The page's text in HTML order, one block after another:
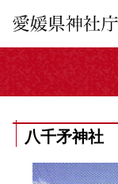
八千矛神社